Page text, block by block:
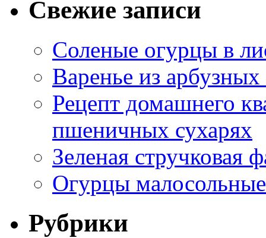
Свежие записи
Соленые огурцы в
Варенье из
Рецепт домашнего
пшеничных сухарях
Зеленая стручковая
Огурцы
Рубрики